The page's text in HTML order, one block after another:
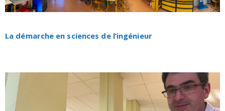
La démarche en sciences de l’ingénieur